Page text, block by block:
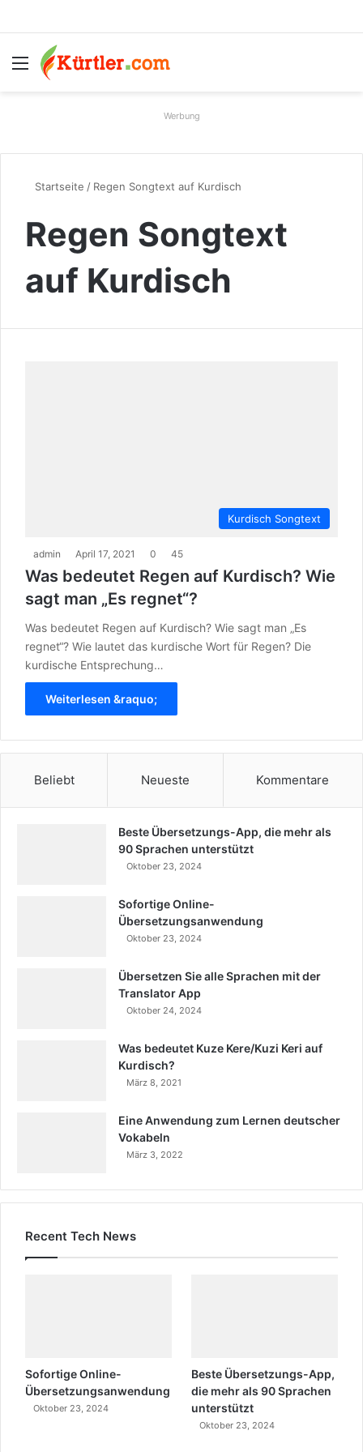
Menü
Werbung
Startseite / Regen Songtext auf Kurdisch
Regen Songtext
auf Kurdisch
Kurdisch Songtext
admin April 17, 2021 0 45
Was bedeutet Regen auf Kurdisch? Wie
sagt man „Es regnet“?
Was bedeutet Regen auf Kurdisch? Wie sagt man „Es
regnet“? Wie lautet das kurdische Wort für Regen? Die
kurdische Entsprechung…
Weiterlesen &raquo;
Beliebt Neueste Kommentare
Beste Übersetzungs-App, die mehr als
90 Sprachen unterstützt
Oktober 23, 2024
Sofortige Online-
Übersetzungsanwendung
Oktober 23, 2024
Übersetzen Sie alle Sprachen mit der
Translator App
Oktober 24, 2024
Was bedeutet Kuze Kere/Kuzi Keri auf
Kurdisch?
März 8, 2021
Eine Anwendung zum Lernen deutscher
Vokabeln
März 3, 2022
Recent Tech News
Sofortige Online-
Übersetzungsanwendung
Oktober 23, 2024
Beste Übersetzungs-App,
die mehr als 90 Sprachen
unterstützt
Oktober 23, 2024